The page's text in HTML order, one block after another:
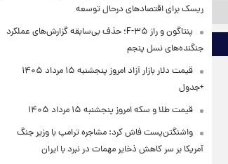
ریسک برای اقتصادهای درحال توسعه
پنتاگون و راز F-۳۵؛ حذف بی‌سابقه گزارش‌های عملکرد
جنگنده‌های نسل پنجم
قیمت دلار بازار آزاد امروز پنجشنبه ۱۵ مرداد ۱۴۰۵
+جدول
قیمت طلا و سکه امروز پنجشنبه ۱۵ مرداد ۱۴۰۵
واشنگتن‌پست فاش کرد: مشاجره ترامپ با وزیر جنگ
آمریکا بر سر کاهش ذخایر مهمات در نبرد با ایران